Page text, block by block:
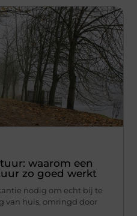
waarom een
zo goed werkt
nodig om echt bij te
van huis, omringd door